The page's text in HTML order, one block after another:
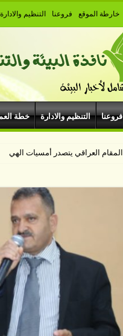
خارطة الموقع فروعنا التنظيم والادارة
فروعنا التنظيم والادارة خطة
المقام العراقي يتصدر أمسيات